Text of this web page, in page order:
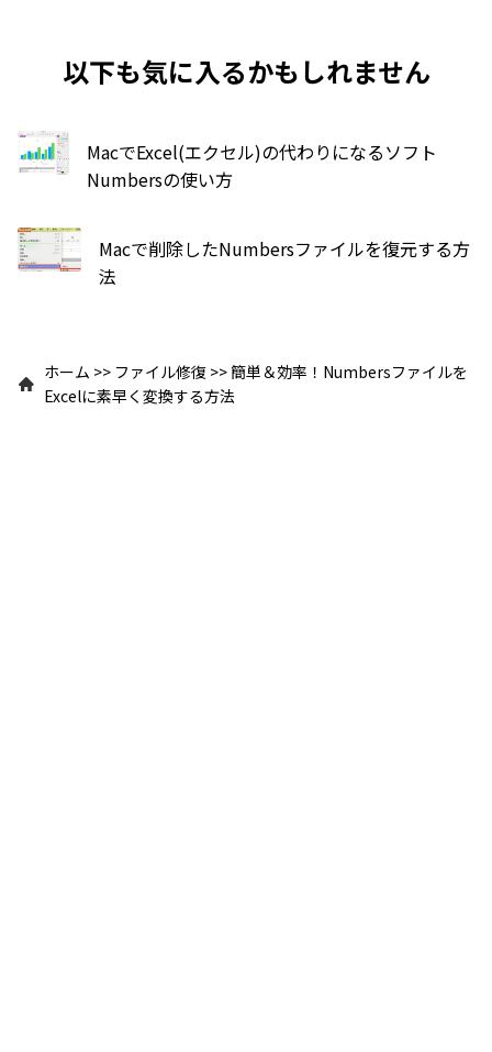
以下も気に入るかもしれません
MacでExcel(エクセル)の代わりになるソフト
Numbersの使い方
Macで削除したNumbersファイルを復元する方
法
ホーム >> ファイル修復 >>簡単＆効率！Numbersファイルを
Excelに素早く変換する方法